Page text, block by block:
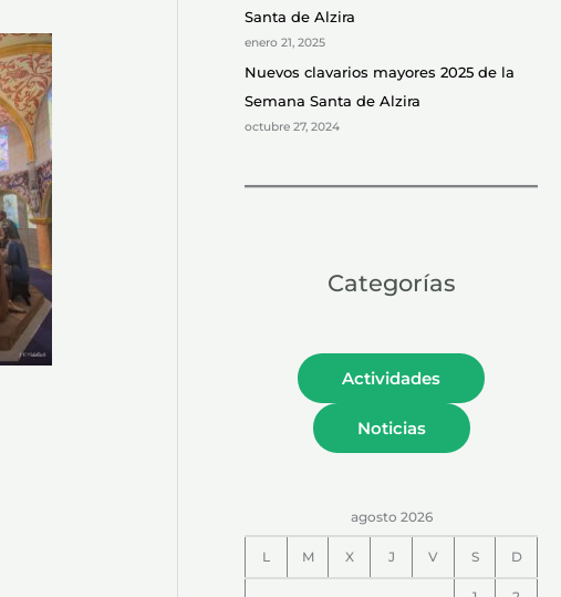
Santa de Alzira
enero 21, 2025
Nuevos clavarios mayores 2025 de la
Semana Santa de Alzira
octubre 27, 2024
Categorías
Actividades
Noticias
agosto 2026
L M X J V S D